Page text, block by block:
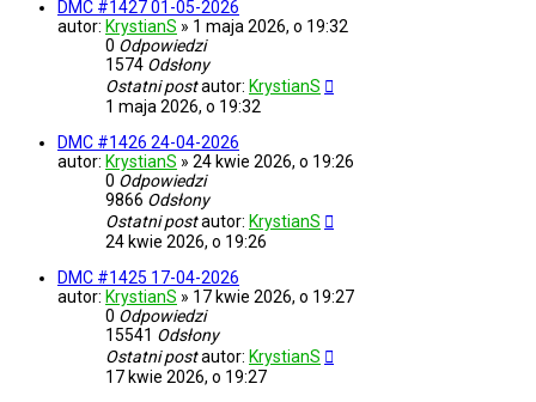
DMC #1427 01-05-2026
autor: KrystianS » 1 maja 2026, o 19:32
0 Odpowiedzi
1574 Odsłony
Ostatni postautor: KrystianS
1 maja 2026, o 19:32
DMC #1426 24-04-2026
autor: KrystianS » 24 kwie 2026, o 19:26
0 Odpowiedzi
9866 Odsłony
Ostatni postautor: KrystianS
24 kwie 2026, o 19:26
DMC #1425 17-04-2026
autor: KrystianS » 17 kwie 2026, o 19:27
0 Odpowiedzi
15541 Odsłony
Ostatni postautor: KrystianS
17 kwie 2026, o 19:27